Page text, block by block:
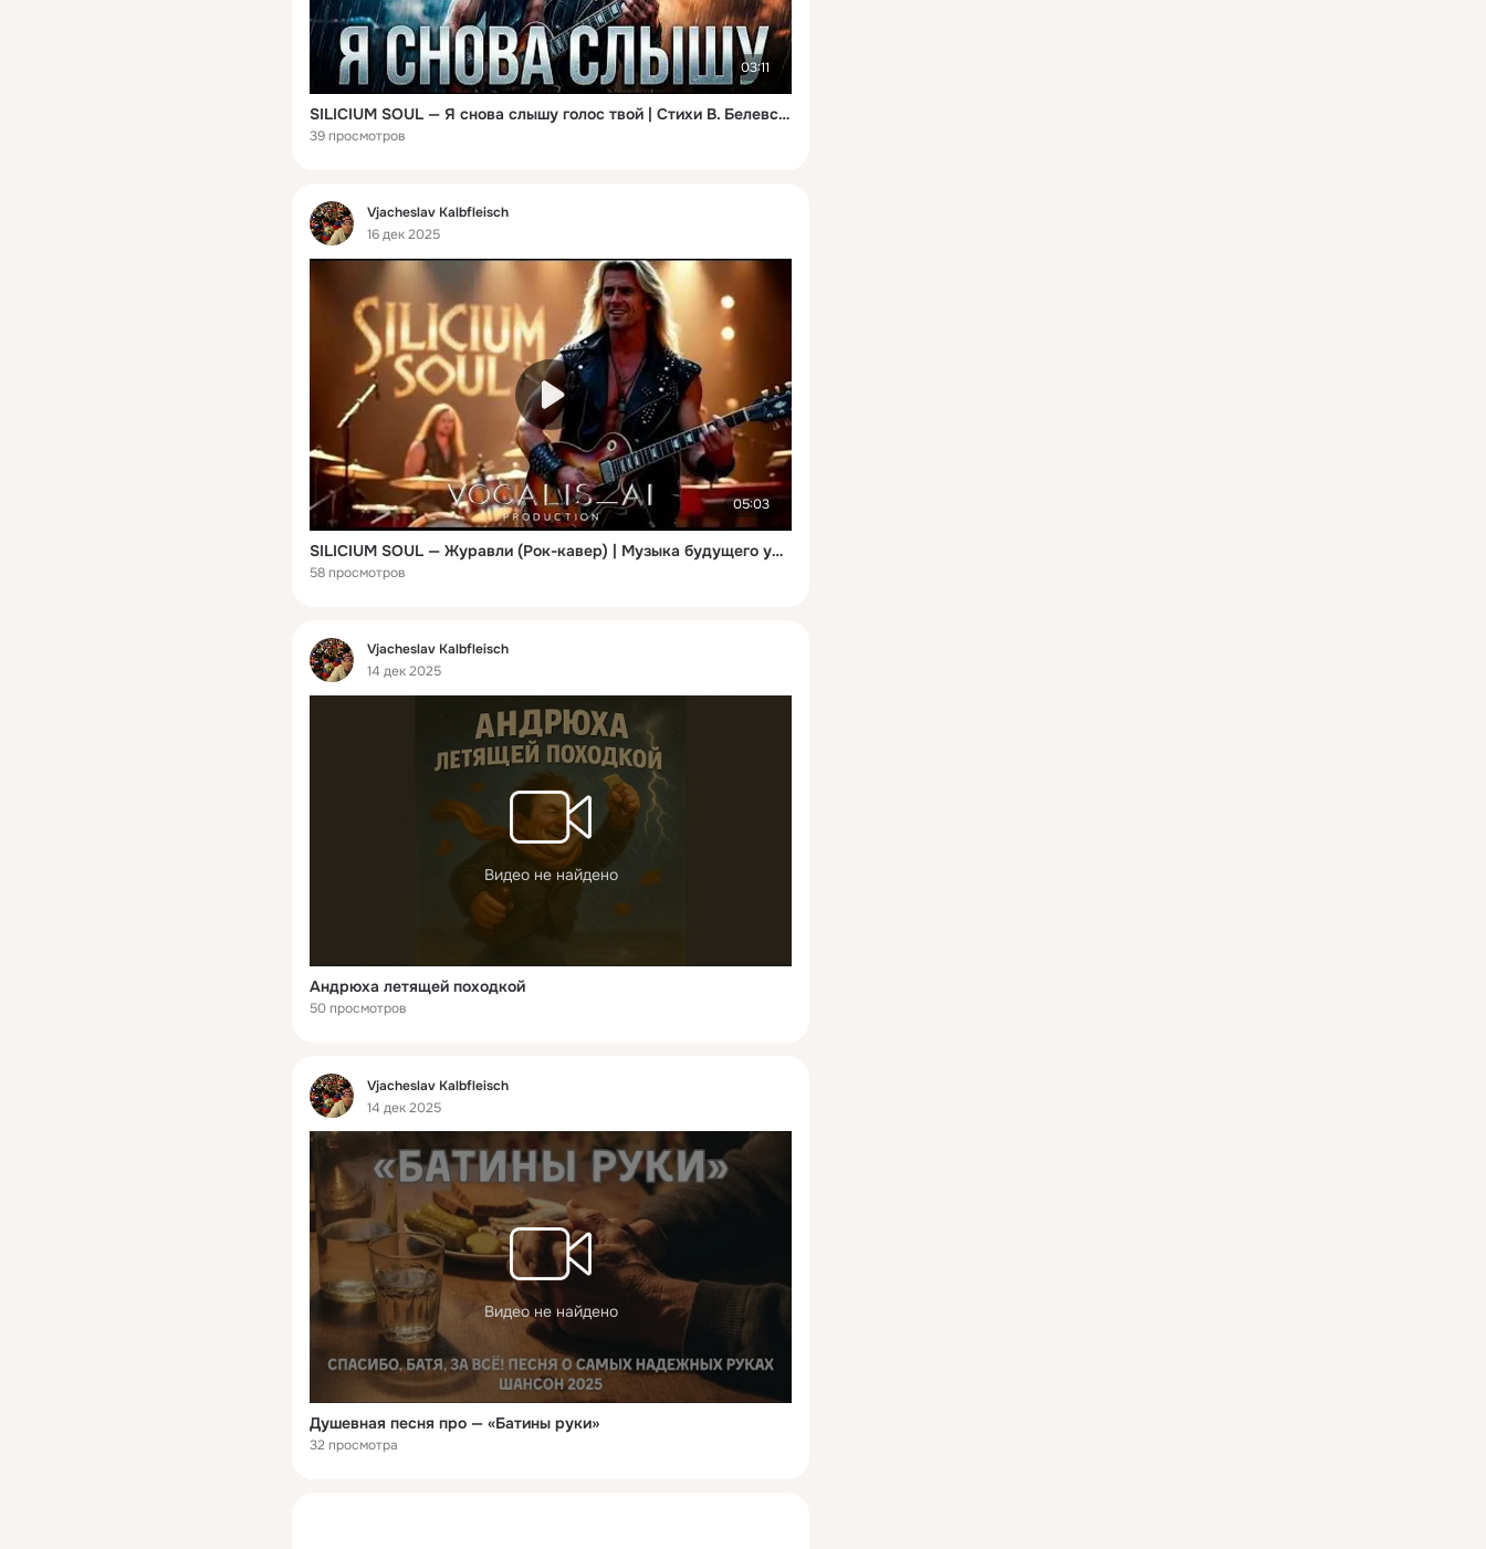
03:11
SILICIUM SOUL — Я снова слышу голос твой | Стихи В. Белевской | Рок-баллада
39 просмотров
Фид
Vjacheslav Kalbfleisch
16 дек 2025
05:03
SILICIUM SOUL — Журавли (Рок-кавер) | Музыка будущего уже здесь
58 просмотров
Фид
Vjacheslav Kalbfleisch
14 дек 2025
Видео не найдено
Андрюха летящей походкой
50 просмотров
Фид
Vjacheslav Kalbfleisch
14 дек 2025
Видео не найдено
Душевная песня про — «Батины руки»
32 просмотра